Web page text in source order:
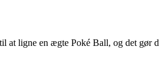
ligne en ægte Poké Ball, og det gør